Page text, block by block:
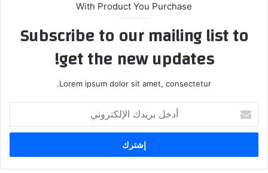
With Product You Purchase
Subscribe to our mailing list to
get the new updates!
Lorem ipsum dolor sit amet, consectetur.
بريدك
الإلكتروني